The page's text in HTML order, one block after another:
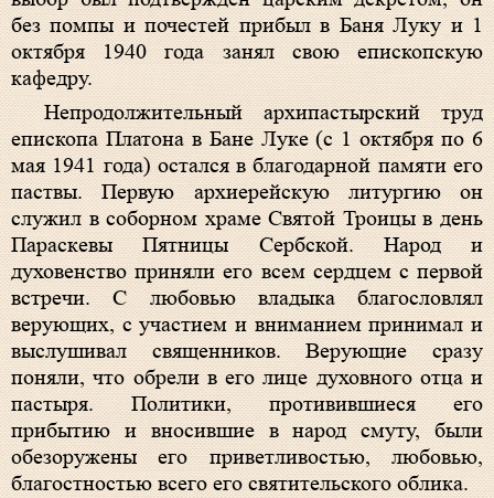
без помпы и почестей прибыл в Баня Луку и 1
октября 1940 года занял свою епископскую
кафедру.
Непродолжительный архипастырский труд
епископа Платона в Бане Луке (с 1 октября по 6
мая 1941 года) остался в благодарной памяти его
паствы. Первую архиерейскую литургию он
служил в соборном храме Святой Троицы в день
Параскевы Пятницы Сербской. Народ и
духовенство приняли его всем сердцем с первой
встречи. С любовью владыка благословлял
верующих, с участием и вниманием принимал и
выслушивал священников. Верующие сразу
поняли, что обрели в его лице духовного отца и
пастыря. Политики, противившиеся его
прибытию и вносившие в народ смуту, были
обезоружены его приветливостью, любовью,
благостностью всего его святительского облика.